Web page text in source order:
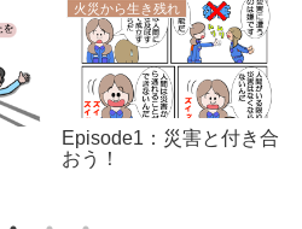
火災から生き残れ
Episode1：災害と付き合
おう！